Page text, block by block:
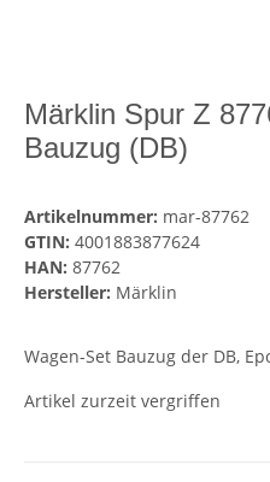
Märklin Spur Z
Bauzug (DB)
Artikelnummer: mar-87762
GTIN: 4001883877624
HAN: 87762
Hersteller: Märklin
Wagen-Set Bauzug der DB,
Artikel zurzeit vergriffen